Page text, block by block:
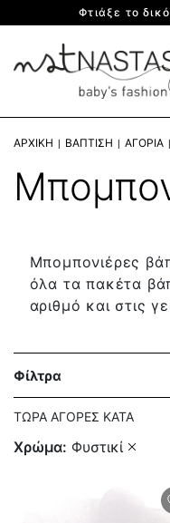
Φτιάξε το
ΑΡΧΙΚΉ ΒΆΠΤΙΣΗ ΑΓΌΡΙΑ
Μπομπονιέρες
όλα τα πακέτα
αριθμό και στις
Φίλτρα
ΤΏΡΑ ΑΓΟΡΈΣ ΚΑΤΆ
Χρώμα Φυστικί